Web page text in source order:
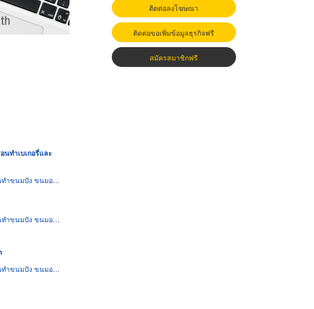
นทำเบเกอรี่และ
นมปัง ขนมอบและเค้ก
นมปัง ขนมอบและเค้ก
นมปัง ขนมอบและเค้ก
ติดต่อลงโฆษณา
ติดต่อขอเพิ่มข้อมูลธุรกิจฟรี
สมัครสมาชิกฟรี